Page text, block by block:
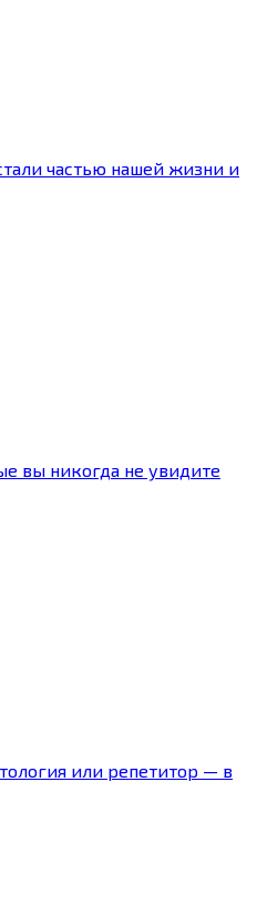
частью нашей жизни и
вы никогда не увидите
или репетитор — в